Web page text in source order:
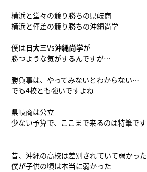
横浜と堂々の競り勝ちの県岐商
横浜と僅差の競り勝ちの沖縄尚学
僕は日大三Vs沖縄尚学が
勝つような気がするんですが…
勝負事は、やってみないとわからない…
でも4校とも強いですよね
県岐商は公立
少ない予算で、ここまで来るのは特筆です
昔、沖縄の高校は差別されていて弱かった
僕が子供の頃は本当に弱かった